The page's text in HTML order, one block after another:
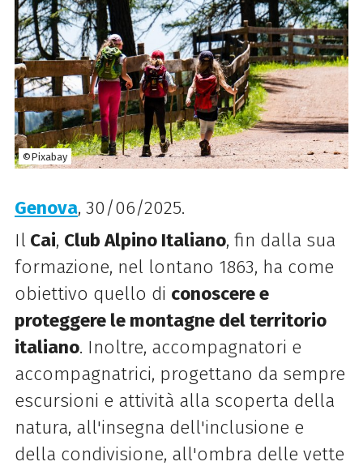
©Pixabay
Genova, 30/06/2025.
Il Cai, Club Alpino Italiano, fin dalla sua
formazione, nel lontano 1863, ha come
obiettivo quello di conoscere e
proteggere le montagne del territorio
italiano. Inoltre, accompagnatori e
accompagnatrici, progettano da sempre
escursioni e attività alla scoperta della
natura, all'insegna dell'inclusione e
della condivisione, all'ombra delle vette